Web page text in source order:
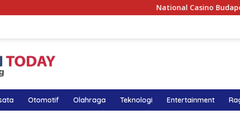
National Casino Budapest –
Otomotif Olahraga Teknologi Entertainment